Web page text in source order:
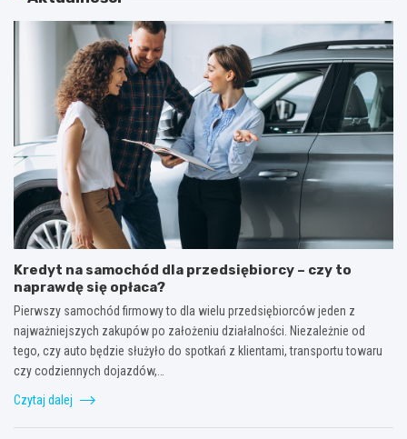
Kredyt na samochód dla przedsiębiorcy – czy to
naprawdę się opłaca?
Pierwszy samochód firmowy to dla wielu przedsiębiorców jeden z
najważniejszych zakupów po założeniu działalności. Niezależnie od
tego, czy auto będzie służyło do spotkań z klientami, transportu towaru
czy codziennych dojazdów,…
Czytaj dalej